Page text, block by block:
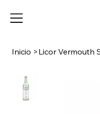
Inicio > Licor Vermouth